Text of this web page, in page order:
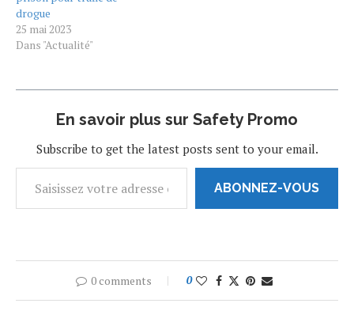
drogue
25 mai 2023
Dans "Actualité"
En savoir plus sur Safety Promo
Subscribe to get the latest posts sent to your email.
ABONNEZ-VOUS
0 comments 0